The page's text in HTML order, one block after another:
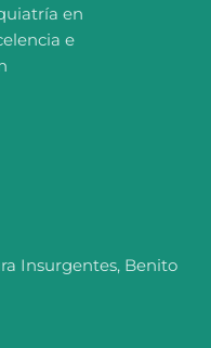
en
e
Insurgentes, Benito